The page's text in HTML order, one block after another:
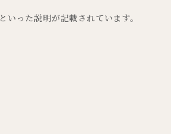
といった説明が記載されています。